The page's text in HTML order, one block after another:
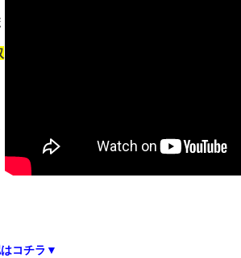
はコチラ▼